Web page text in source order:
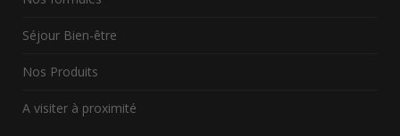
Séjour Bien-être
Nos Produits
A visiter à proximité